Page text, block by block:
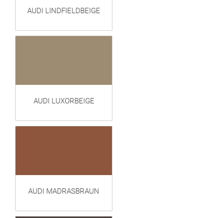
AUDI LINDFIELDBEIGE
AUDI LUXORBEIGE
AUDI MADRASBRAUN